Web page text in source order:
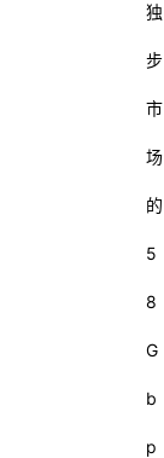
独
步
市
场
的
5
8
G
b
p